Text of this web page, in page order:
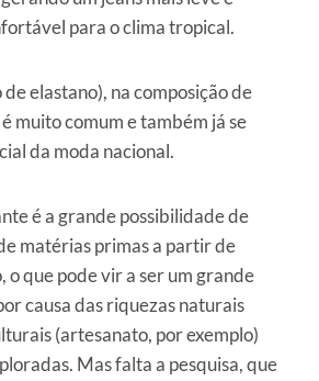
para o clima tropical.
elastano), na composição de
muito comum e também já se
da moda nacional.
é a grande possibilidade de
matérias primas a partir de
que pode vir a ser um grande
causa das riquezas naturais
(artesanato, por exemplo)
Mas falta a pesquisa, que